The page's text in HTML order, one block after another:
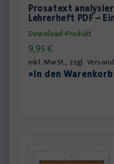
Prosatext
Lehrerheft PDF –
Download-Produkt
9,95 €
inkl. MwSt., zzgl.
»In den Warenkorb